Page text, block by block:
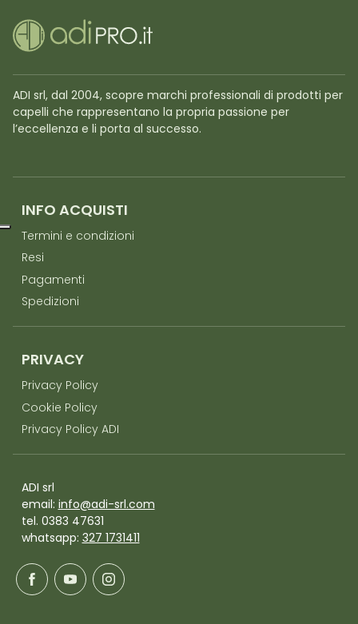
ADI srl, dal 2004, scopre marchi professionali di prodotti per
capelli che rappresentano la propria passione per
l’eccellenza e li porta al successo.
INFO ACQUISTI
Termini e condizioni
Resi
Pagamenti
Spedizioni
PRIVACY
Privacy Policy
Cookie Policy
Privacy Policy ADI
ADI srl
email: info@adi-srl.com
tel. 0383 47631
whatsapp: 327 1731411